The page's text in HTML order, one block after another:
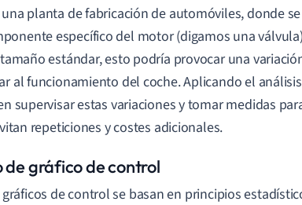
planta de fabricación de automóviles, donde se
específico del motor (digamos una
estándar, esto podría provocar una
al funcionamiento del coche. Aplicando el análisis
supervisar estas variaciones y tomar medidas
repeticiones y costes adicionales.
de gráfico de control
de control se basan en principios